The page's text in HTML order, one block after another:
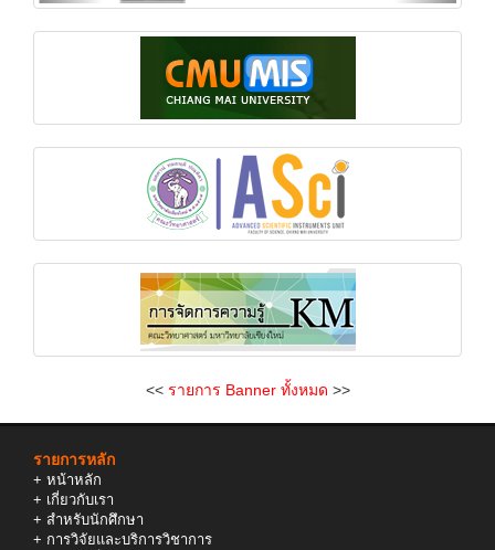
<< รายการ Banner ทั้งหมด >>
รายการหลัก
+ หน้าหลัก
+ เกี่ยวกับเรา
+ สำหรับนักศึกษา
+ การวิจัยและบริการวิชาการ